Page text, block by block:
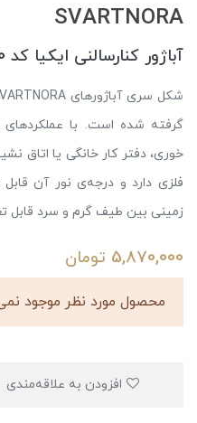
SVARTNORA
آباژور کنارسالنی ایکیا کد 40459440
گرفته شده است. با عملکردهای
خوری، دفتر کار خانگی یا اتاق
فلزی دارد و درجه‌ی نور آن
زمینی بین طیف گرم و سرد قابل
5,870,000 تومان
محصول مورد نظر موجود